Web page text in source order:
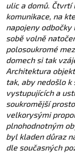
ulic a domů.
komunikace, na
napojeny
sobě volně
polosoukromé
domech si tak
Architektura
tak, aby nedošlo
vystupujících a
soukromější
velkorysými
plnohodnotným
byl kladen důraz
dle současných